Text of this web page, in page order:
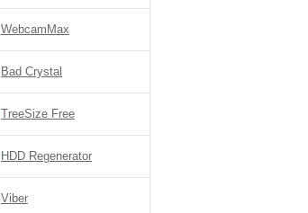
WebcamMax
Bad Crystal
TreeSize Free
HDD Regenerator
Viber